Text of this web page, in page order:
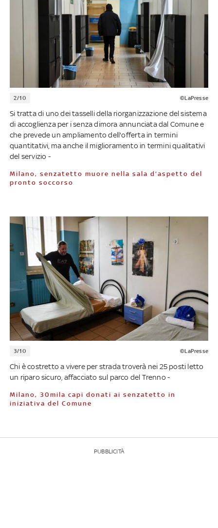
2/10 ©LaPresse
Si tratta di uno dei tasselli della riorganizzazione del sistema
di accoglienza per i senza dimora annunciata dal Comune e
che prevede un ampliamento dell'offerta in termini
quantitativi, ma anche il miglioramento in termini qualitativi
del servizio -
Milano, senzatetto muore nella sala d’aspetto del
pronto soccorso
3/10 ©LaPresse
Chi è costretto a vivere per strada troverà nei 25 posti letto
un riparo sicuro, affacciato sul parco del Trenno -
Milano, 30mila capi donati ai senzatetto in
iniziativa del Comune
PUBBLICITÀ